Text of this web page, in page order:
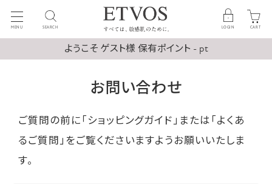
MENU SEARCH LOGIN CART
ようこそ ゲスト様 保有ポイント - pt
お問い合わせ
ご質問の前に「ショッピングガイド」または「よくあ
るご質問」をご覧くださいますようお願いいたしま
す。